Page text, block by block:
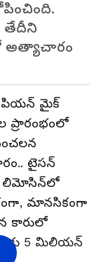
అత్యాచారం
మైక్
ప్రారంభంలో
టైసన్
లిమోసిన్‌లో
మానసికంగా
కారులో
5 మిలియన్